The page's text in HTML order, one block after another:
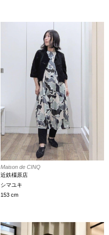
Maison de CINQ
近鉄橿原店
シマユキ
153 cm